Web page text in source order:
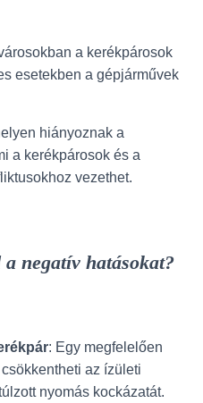
a kerékpárosok
esetekben a gépjárművek
hiányoznak a
a kerékpárosok és a
vezethet.
negatív hatásokat?
: Egy megfelelően
az ízületi
nyomás kockázatát.